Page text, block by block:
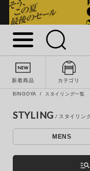
新着商品 カテゴリ
BINGOYA スタイリング一覧
STYLING
MENS
manage_search